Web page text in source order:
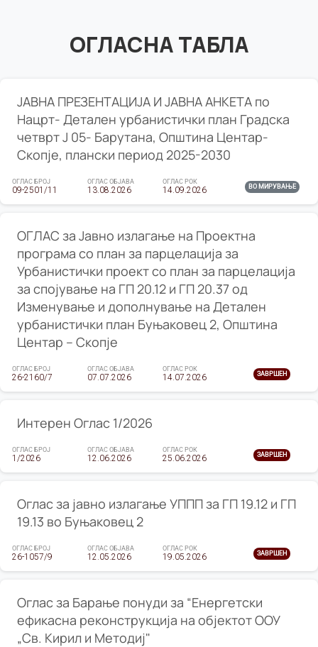
ОГЛАСНА ТАБЛА
ЈАВНА ПРЕЗЕНТАЦИЈА И ЈАВНА АНКЕТА по
Нацрт- Детален урбанистички план Градска
четврт Ј 05- Барутана, Општина Центар-
Скопје, плански период 2025-2030
ОГЛАС БРОЈ
09-2501/11
ОГЛАС ОБЈАВА
13.08.2026
ОГЛАС РОК
14.09.2026 ВО МИРУВАЊЕ
ОГЛАС за Јавно излагање на Проектна
програма со план за парцелација за
Урбанистички проект со план за парцелација
за спојување на ГП 20.12 и ГП 20.37 од
Изменување и дополнување на Детален
урбанистички план Буњаковец 2, Општина
Центар – Скопје
ОГЛАС БРОЈ
26-2160/7
ОГЛАС ОБЈАВА
07.07.2026
ОГЛАС РОК
14.07.2026 ЗАВРШЕН
Интерен Оглас 1/2026
ОГЛАС БРОЈ
1/2026
ОГЛАС ОБЈАВА
12.06.2026
ОГЛАС РОК
25.06.2026 ЗАВРШЕН
Оглас за јавно излагање УППП за ГП 19.12 и ГП
19.13 во Буњаковец 2
ОГЛАС БРОЈ
26-1057/9
ОГЛАС ОБЈАВА
12.05.2026
ОГЛАС РОК
19.05.2026 ЗАВРШЕН
Оглас за Барање понуди за “Енергетски
ефикасна реконструкција на објектот ООУ
„Св. Кирил и Методиј"